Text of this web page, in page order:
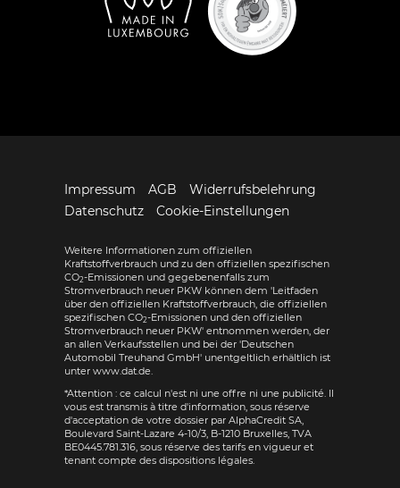
Impressum AGB
Widerrufsbelehrung
Datenschutz
Cookie-Einstellungen
Weitere Informationen zum offiziellen
Kraftstoffverbrauch und zu den offiziellen spezifischen
CO2-Emissionen und gegebenenfalls zum
Stromverbrauch neuer PKW können dem 'Leitfaden
über den offiziellen Kraftstoffverbrauch, die offiziellen
spezifischen CO2-Emissionen und den offiziellen
Stromverbrauch neuer PKW' entnommen werden, der
an allen Verkaufsstellen und bei der 'Deutschen
Automobil Treuhand GmbH' unentgeltlich erhältlich ist
unter www.dat.de.
*Attention : ce calcul n'est ni une offre ni une publicité. Il
vous est transmis à titre d'information, sous réserve
d'acceptation de votre dossier par AlphaCredit SA,
Boulevard Saint-Lazare 4-10/3, B-1210 Bruxelles, TVA
BE0445.781.316, sous réserve des tarifs en vigueur et
tenant compte des dispositions légales.